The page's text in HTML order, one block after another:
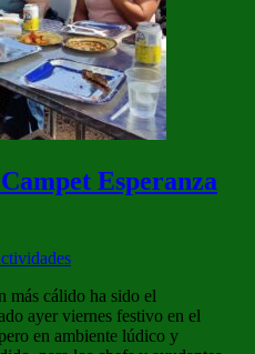
Esperanza
más cálido ha sido el
ayer viernes festivo en el
en ambiente lúdico y